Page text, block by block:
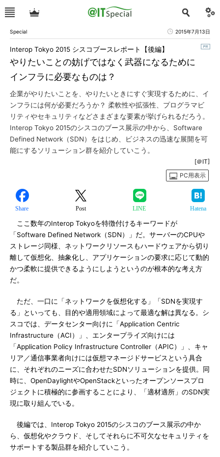
Special 2015年7月13日
やりたいことの妨げではなく武器になるために
インフラに必要なものは？
Interop Tokyo 2015 シスコブースレポート【後編】
企業がやりたいことを、やりたいときにすぐ実現するために、イ
ンフラには何が必要だろうか？ 柔軟性や拡張性、プログラマビ
リティやセキュリティなどさまざまな要素が挙げられるだろう。
Interop Tokyo 2015のシスコのブース展示の中から、Software
Defined Network（SDN）をはじめ、ビジネスの迅速な展開を可
能にするソリューション群を紹介していこう。
[＠IT]
PC用表示
Share Post LINE Hatena
ここ数年のInterop Tokyoを特徴付けるキーワードが
「Software Defined Network（SDN）」だ。サーバーのCPUや
ストレージ同様、ネットワークリソースもハードウェアから切り
離して仮想化、抽象化し、アプリケーションの要求に応じて動的
かつ柔軟に提供できるようにしようというのが根本的な考え方
だ。
ただ、一口に「ネットワークを仮想化する」「SDNを実現す
る」といっても、目的や適用領域によって最適な解は異なる。シ
スコでは、データセンター向けに「Application Centric
Infrastructure（ACI）」、エンタープライズ向けには
「Application Policy Infrastructure Controller（APIC）」、キャ
リア／通信事業者向けには仮想マネージドサービスという具合
に、それぞれのニーズに合わせたSDNソリューションを提供。同
時に、OpenDaylightやOpenStackといったオープンソースプロ
ジェクトに積極的に参画することにより、「適材適所」のSDN実
現に取り組んでいる。
後編では、Interop Tokyo 2015のシスコのブース展示の中か
ら、仮想化やクラウド、そしてそれらに不可欠なセキュリティを
サポートする製品群を紹介していこう。